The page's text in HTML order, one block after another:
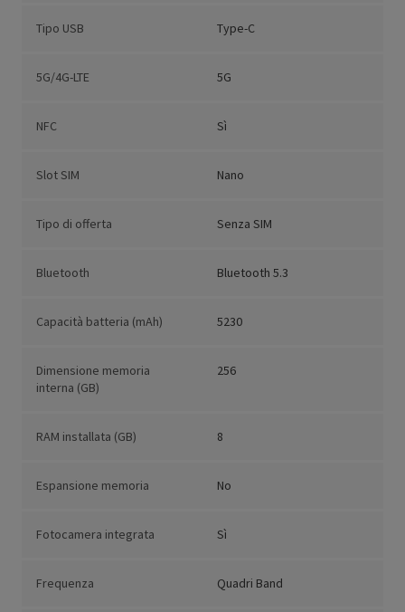
Tipo USB Type-C
5G/4G-LTE 5G
NFC Sì
Slot SIM Nano
Tipo di offerta Senza SIM
Bluetooth Bluetooth 5.3
Capacità batteria (mAh) 5230
Dimensione memoria
interna (GB)
256
RAM installata (GB) 8
Espansione memoria No
Fotocamera integrata Sì
Frequenza Quadri Band